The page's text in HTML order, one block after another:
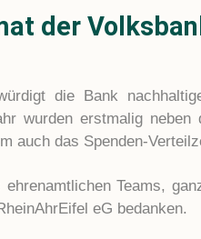
der
die Bank
wurden erstmalig
auch das Spenden-
Teams,
eG bedanken.